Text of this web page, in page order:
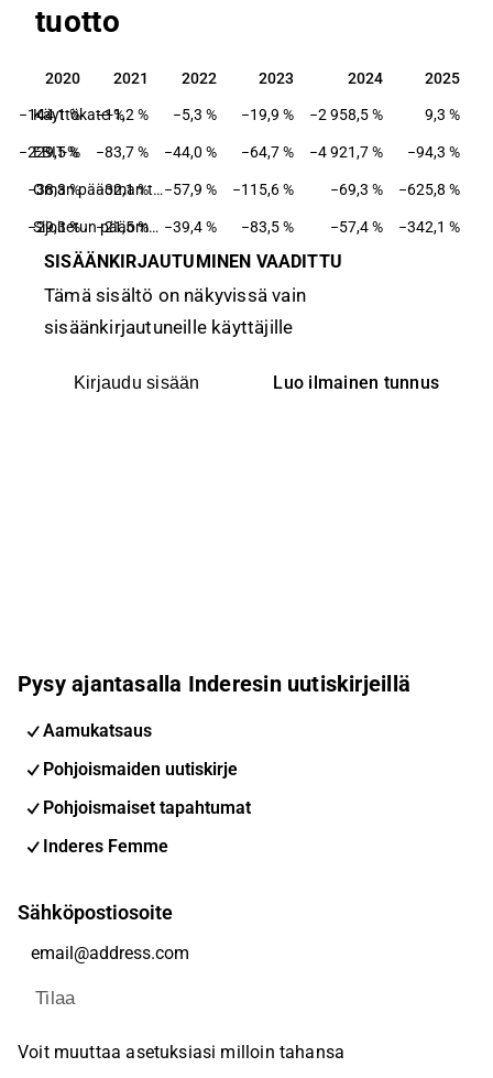
tuotto
2020 2021 2022 2023 2024 2025
2020 2021 2022 2023 2024 2025
Käyttökate-%
−144,1 % −11,2 % −5,3 % −19,9 % −2 958,5 % 9,3 %
EBIT-%
−229,5 % −83,7 % −44,0 % −64,7 % −4 921,7 % −94,3 %
Oman pääoman tuotto-%
−38,3 % −32,1 % −57,9 % −115,6 % −69,3 % −625,8 %
Sijoitetun pääoman tuotto-%
−29,3 % −21,5 % −39,4 % −83,5 % −57,4 % −342,1 %
SISÄÄNKIRJAUTUMINEN VAADITTU
Tämä sisältö on näkyvissä vain
sisäänkirjautuneille käyttäjille
Kirjaudu sisään Luo ilmainen tunnus
Pysy ajantasalla Inderesin uutiskirjeillä
Aamukatsaus
Pohjoismaiden uutiskirje
Pohjoismaiset tapahtumat
Inderes Femme
Sähköpostiosoite
Tilaa
Voit muuttaa asetuksiasi milloin tahansa